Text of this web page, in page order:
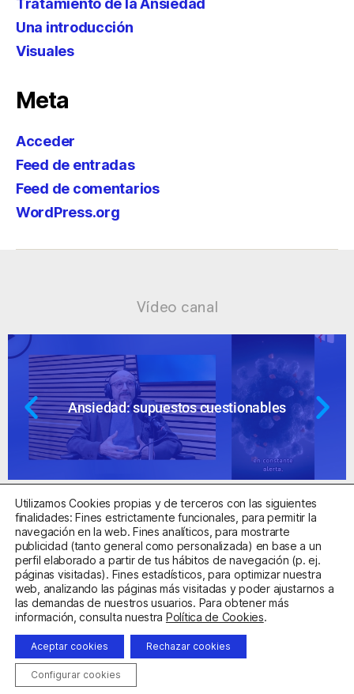
Tratamiento de la Ansiedad
Una introducción
Visuales
Meta
Acceder
Feed de entradas
Feed de comentarios
WordPress.org
Vídeo canal
Ansiedad: supuestos cuestionables
Centro Sanitario Autorizado con el código E08737002
Aviso LegalPolítica de PrivacidadPolítica de Cookies
Clínica de la Ansiedad. Teléfonos:932263020
Correo:
Utilizamos Cookies propias y de terceros con las siguientes
finalidades: Fines estrictamente funcionales, para permitir la
navegación en la web. Fines analíticos, para mostrarte
publicidad (tanto general como personalizada) en base a un
perfil elaborado a partir de tus hábitos de navegación (p. ej.
páginas visitadas). Fines estadísticos, para optimizar nuestra
web, analizando las páginas más visitadas y poder ajustarnos a
las demandas de nuestros usuarios. Para obtener más
información, consulta nuestra Política de Cookies.
Aceptar cookies Rechazar cookies
Configurar cookies